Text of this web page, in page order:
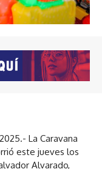
La Caravana
este jueves los
Alvarado,